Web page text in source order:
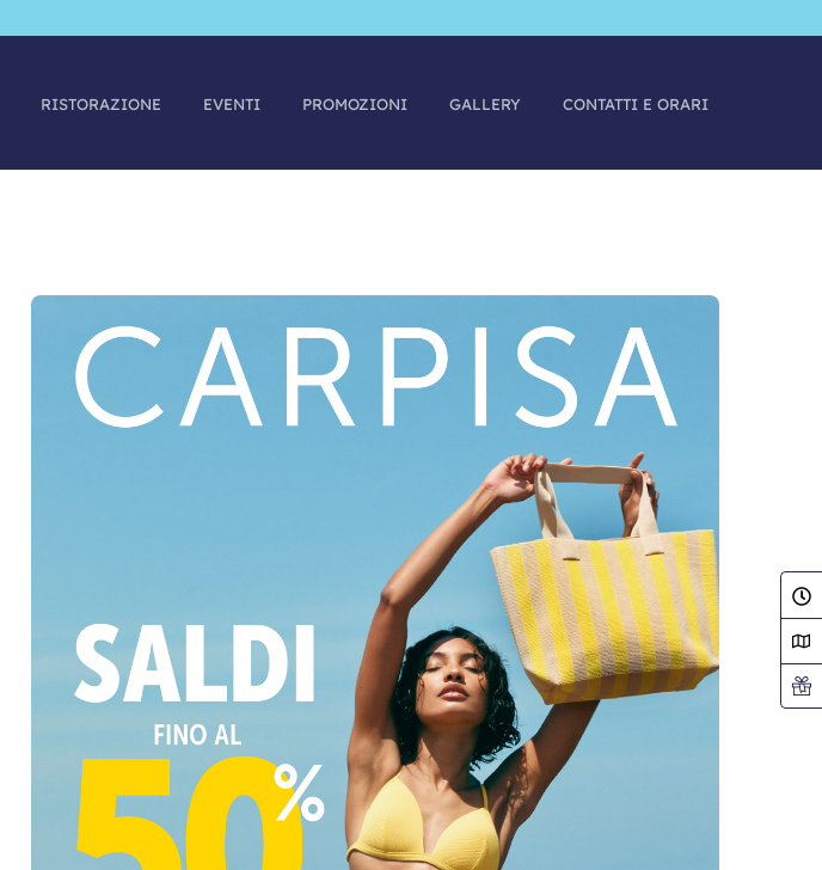
RISTORAZIONE EVENTI PROMOZIONI GALLERY CONTATTI E ORARI